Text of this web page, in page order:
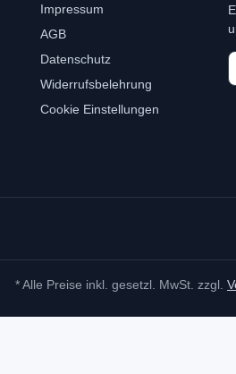
Impressum
AGB
Datenschutz
Widerrufsbelehrung
Cookie Einstellungen
* Alle Preise inkl. gesetzl. MwSt. zzgl.